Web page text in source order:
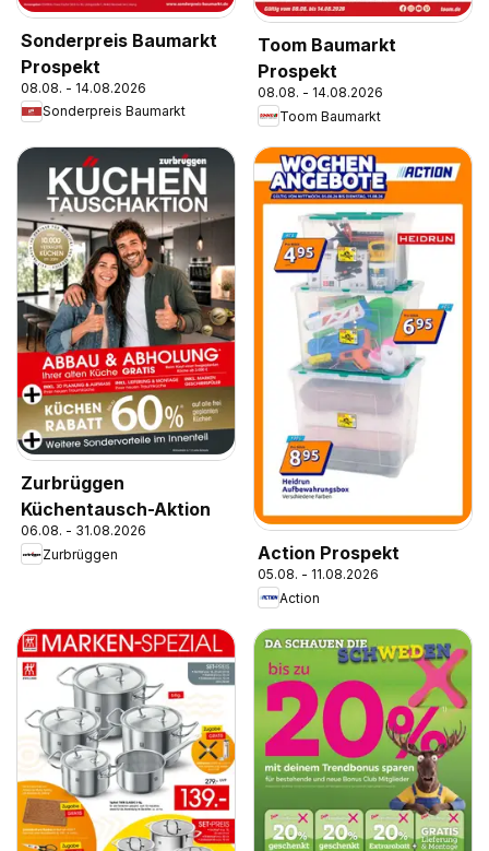
Sonderpreis Baumarkt
Prospekt
08.08. - 14.08.2026
Sonderpreis Baumarkt
Toom Baumarkt
Prospekt
08.08. - 14.08.2026
Toom Baumarkt
Zurbrüggen
Küchentausch-Aktion
06.08. - 31.08.2026
Zurbrüggen
Action Prospekt
05.08. - 11.08.2026
Action